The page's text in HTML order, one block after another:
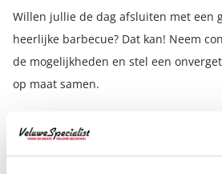
Willen jullie de dag afsluiten met een
heerlijke barbecue? Dat kan! Neem
de mogelijkheden en stel een
op maat samen.
4 uur